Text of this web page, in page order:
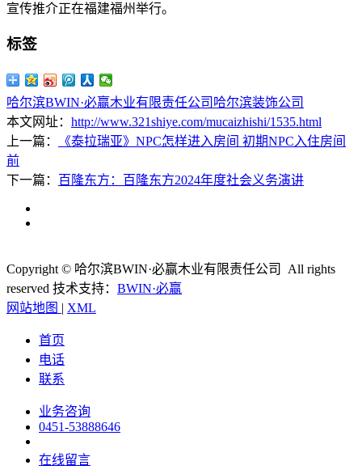
宣传推介正在福建福州举行。
标签
哈尔滨BWIN·必赢木业有限责任公司 哈尔滨装饰公司
本文网址： http://www.321shiye.com/mucaizhishi/1535.html
上一篇：
《泰拉瑞亚》NPC怎样进入房间 初期NPC入住房间
前
下一篇： 百隆东方：百隆东方2024年度社会义务演讲
Copyright © 哈尔滨BWIN·必赢木业有限责任公司 All rights
reserved 技术支持： BWIN·必赢
网站地图 | XML
首页
电话
联系
业务咨询
0451-53888646
在线留言